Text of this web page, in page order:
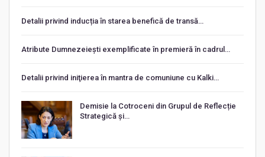
Detalii privind inducția în starea benefică de transă…
Atribute Dumnezeiești exemplificate în premieră în cadrul…
Detalii privind iniţierea în mantra de comuniune cu Kalki…
Demisie la Cotroceni din Grupul de Reflecție
Strategică și…